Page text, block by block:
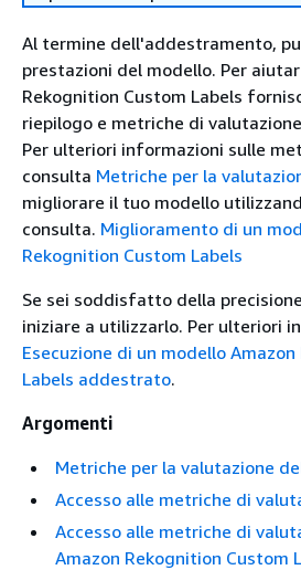
Al termine dell'addestramento,
prestazioni del modello. Per
Rekognition Custom Labels
riepilogo e metriche di
Per ulteriori informazioni sulle
consulta Metriche per la
migliorare il tuo modello
consulta. Miglioramento di un
Rekognition Custom Labels
Se sei soddisfatto della
iniziare a utilizzarlo. Per ulteriori
Esecuzione di un modello
Labels addestrato.
Argomenti
Metriche per la valutazione
Accesso alle metriche di
Accesso alle metriche di
Amazon Rekognition Custom